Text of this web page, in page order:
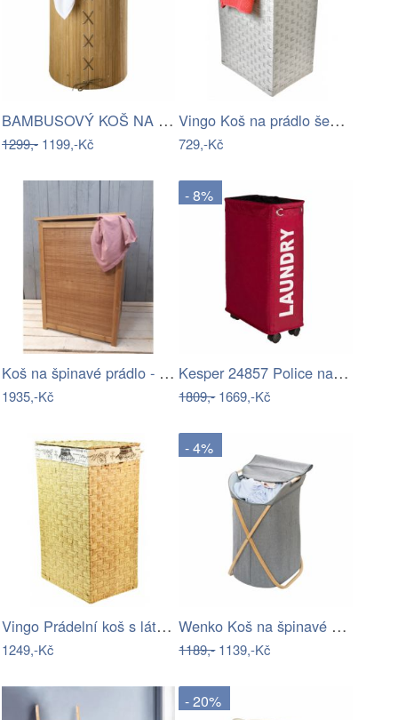
BAMBUSOVÝ KOŠ NA PRÁDLO, barva hnědá ,…
1299,- 1199,-Kč
Vingo Koš na prádlo šedý Rozměry (cm):…
729,-Kč
Koš na špinavé prádlo - AT
1935,-Kč
- 8%
Kesper 24857 Police na kolečkách s…
1809,-1669,-Kč
Vingo Prádelní koš s látkou PARIS…
1249,-Kč
- 4%
Wenko Koš na špinavé prádlo z netkané…
1189,-1139,-Kč
- 20%